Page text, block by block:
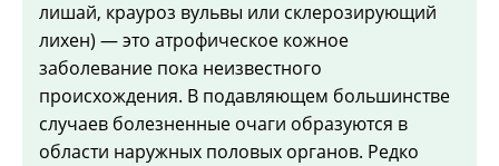
лишай, крауроз вульвы или склерозирующий
лихен) — это атрофическое кожное
заболевание пока неизвестного
происхождения. В подавляющем большинстве
случаев болезненные очаги образуются в
области наружных половых органов. Редко